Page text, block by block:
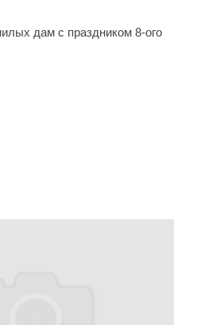
дам с праздником 8-ого